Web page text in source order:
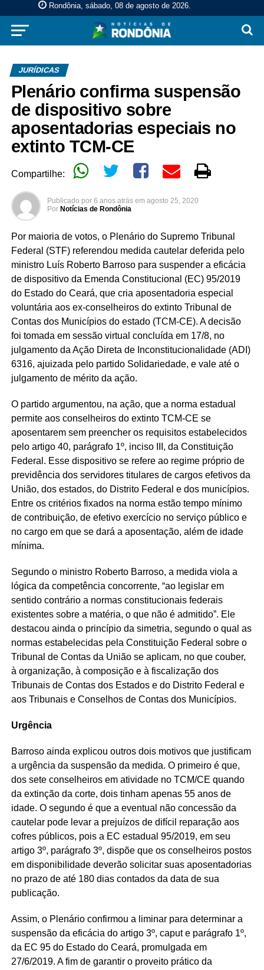
Rondônia, sábado, 08 de agosto de 2026.
JURÍDICAS
Plenário confirma suspensão
de dispositivo sobre
aposentadorias especiais no
extinto TCM-CE
Compartilhe:
Publicado por 6 anos atrás em agosto 25, 2020
Por Notícias de Rondônia
Por maioria de votos, o Plenário do Supremo Tribunal
Federal (STF) referendou medida cautelar deferida pelo
ministro Luís Roberto Barroso para suspender a eficácia
de dispositivo da Emenda Constitucional (EC) 95/2019
do Estado do Ceará, que cria aposentadoria especial
voluntária aos ex-conselheiros do extinto Tribunal de
Contas dos Municípios do estado (TCM-CE). A decisão
foi tomada em sessão virtual concluída em 17/8, no
julgamento da Ação Direta de Inconstitucionalidade (ADI)
6316, ajuizada pelo partido Solidariedade, e vale até o
julgamento de mérito da ação.
O partido argumentou, na ação, que a norma estadual
permite aos conselheiros do extinto TCM-CE se
aposentarem sem preencher os requisitos estabelecidos
pelo artigo 40, parágrafo 1º, inciso III, da Constituição
Federal. Esse dispositivo se refere ao regime próprio de
previdência dos servidores titulares de cargos efetivos da
União, dos estados, do Distrito Federal e dos municípios.
Entre os critérios fixados na norma estão tempo mínimo
de contribuição, de efetivo exercício no serviço público e
no cargo em que se dará a aposentação, além de idade
mínima.
Segundo o ministro Roberto Barroso, a medida viola a
lógica da competência concorrente, “ao legislar em
sentido contrário a normas constitucionais federais
existentes sobre a matéria, o que não é admitido”. Ele
destacou ainda o princípio da simetria, segundo o qual as
normas estabelecidas pela Constituição Federal sobre o
Tribunal de Contas da União se aplicam, no que couber,
à organização, à composição e à fiscalização dos
Tribunais de Contas dos Estados e do Distrito Federal e
aos Tribunais e Conselhos de Contas dos Municípios.
Urgência
Barroso ainda explicou outros dois motivos que justificam
a urgência da suspensão da medida. O primeiro é que,
dos sete conselheiros em atividade no TCM/CE quando
da extinção da corte, dois tinham apenas 55 anos de
idade. O segundo é que a eventual não concessão da
cautelar pode levar a prejuízos de difícil reparação aos
cofres públicos, pois a EC estadual 95/2019, em seu
artigo 3º, parágrafo 3º, dispõe que os conselheiros postos
em disponibilidade deverão solicitar suas aposentadorias
no prazo de até 180 dias contados da data de sua
publicação.
Assim, o Plenário confirmou a liminar para determinar a
suspensão da eficácia do artigo 3º, caput e parágrafo 1º,
da EC 95 do Estado do Ceará, promulgada em
27/6/2019. A fim de garantir o proveito prático da